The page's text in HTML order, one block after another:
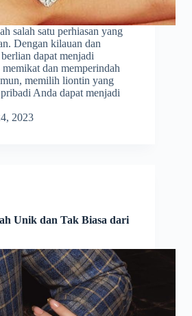
salah satu perhiasan yang
Dengan kilauan dan
dapat menjadi
dan memperindah
memilih liontin yang
Anda dapat menjadi
2023
Unik dan Tak Biasa dari